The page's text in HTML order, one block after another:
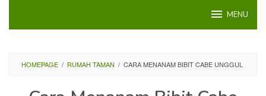
MENU
HOMEPAGE / RUMAH TAMAN / CARA MENANAM BIBIT CABE UNGGUL